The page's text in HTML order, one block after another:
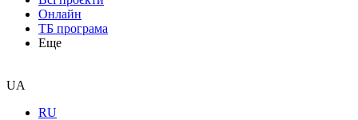
Онлайн
ТБ програма
Еще
UA
RU